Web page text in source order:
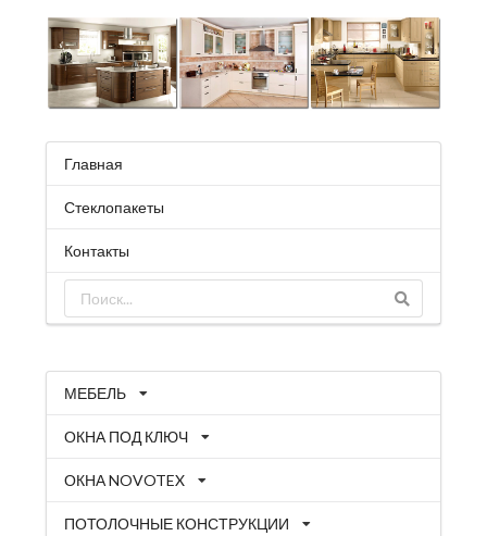
Главная
Стеклопакеты
Контакты
МЕБЕЛЬ
ОКНА ПОД КЛЮЧ
ОКНА NOVOTEX
ПОТОЛОЧНЫЕ КОНСТРУКЦИИ